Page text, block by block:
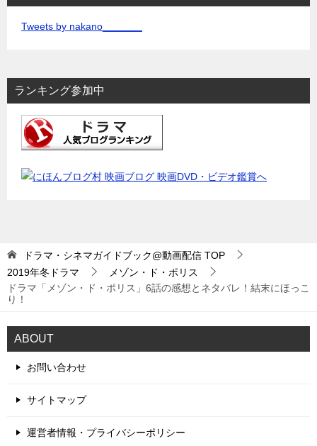
Tweets by nakano_______
ランキング参加中
ドラマ・シネマガイドブック@動画配信 TOP
2019年冬ドラマ
メゾン・ド・ポリス
ドラマ「メゾン・ド・ポリス」6話の感想とネタバレ！結末にほっこ
り！
ABOUT
お問い合わせ
サイトマップ
運営者情報・プライバシーポリシー